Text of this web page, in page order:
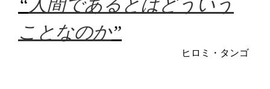
“人間であるとはどういう
ことなのか”
ヒロミ・タンゴ